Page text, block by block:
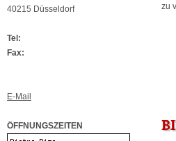
40215 Düsseldorf
Tel:
Fax:
E-Mail
ÖFFNUNGSZEITEN
zu